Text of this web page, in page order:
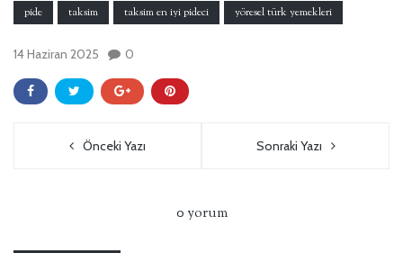
pide
taksim taksim en iyi pideci yöresel türk yemekleri
14 Haziran 2025 0
Önceki Yazı Sonraki Yazı
0 yorum